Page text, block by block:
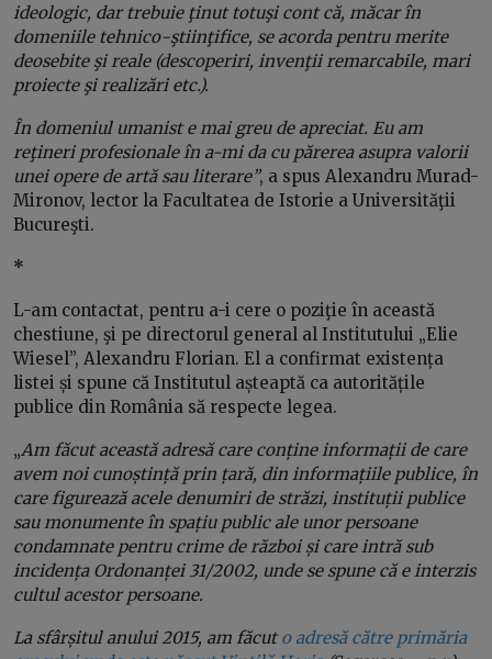
ideologic, dar trebuie ţinut totuşi cont că, măcar în
domeniile tehnico-ştiinţifice, se acorda pentru merite
deosebite şi reale (descoperiri, invenţii remarcabile, mari
proiecte şi realizări etc.).
În domeniul umanist e mai greu de apreciat. Eu am
reţineri profesionale în a-mi da cu părerea asupra valorii
unei opere de artă sau literare”, a spus Alexandru Murad-
Mironov, lector la Facultatea de Istorie a Universităţii
Bucureşti.
*
L-am contactat, pentru a-i cere o poziţie în această
chestiune, şi pe directorul general al Institutului „Elie
Wiesel”, Alexandru Florian. El a confirmat existența
listei și spune că Institutul așteaptă ca autoritățile
publice din România să respecte legea.
„Am făcut această adresă care conține informații de care
avem noi cunoștință prin țară, din informațiile publice, în
care figurează acele denumiri de străzi, instituții publice
sau monumente în spațiu public ale unor persoane
condamnate pentru crime de război și care intră sub
incidența Ordonanței 31/2002, unde se spune că e interzis
cultul acestor persoane.
La sfârșitul anului 2015, am făcuto adresă către primăria